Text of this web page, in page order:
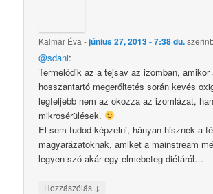
Kalmár Éva -június 27, 2013 - 7:38 du.szerint:
@sdani:
Termelődik az a tejsav az izomban, amikor
hosszantartó megerőltetés során kevés
legfeljebb nem az okozza az izomlázat,
mikrosérülések.
El sem tudod képzelni, hányan hisznek a
magyarázatoknak, amiket a mainstream
legyen szó akár egy elmebeteg diétáról…
Hozzászólás ↓